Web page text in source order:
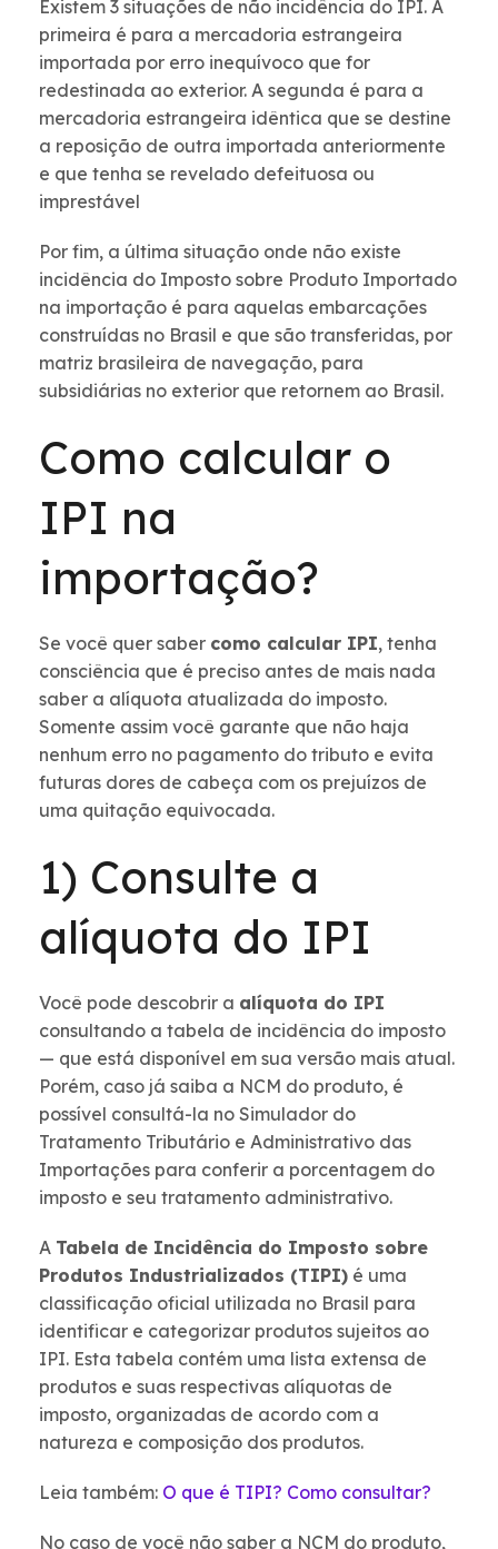
Existem 3 situações de não incidência do IPI. A
primeira é para a mercadoria estrangeira
importada por erro inequívoco que for
redestinada ao exterior. A segunda é para a
mercadoria estrangeira idêntica que se destine
a reposição de outra importada anteriormente
e que tenha se revelado defeituosa ou
imprestável
Por fim, a última situação onde não existe
incidência do Imposto sobre Produto Importado
na importação é para aquelas embarcações
construídas no Brasil e que são transferidas, por
matriz brasileira de navegação, para
subsidiárias no exterior que retornem ao Brasil.
Como calcular o
IPI na
importação?
Se você quer saber como calcular IPI, tenha
consciência que é preciso antes de mais nada
saber a alíquota atualizada do imposto.
Somente assim você garante que não haja
nenhum erro no pagamento do tributo e evita
futuras dores de cabeça com os prejuízos de
uma quitação equivocada.
1) Consulte a
alíquota do IPI
Você pode descobrir a alíquota do IPI
consultando a tabela de incidência do imposto
— que está disponível em sua versão mais atual.
Porém, caso já saiba a NCM do produto, é
possível consultá-la no Simulador do
Tratamento Tributário e Administrativo das
Importações para conferir a porcentagem do
imposto e seu tratamento administrativo.
A Tabela de Incidência do Imposto sobre
Produtos Industrializados (TIPI) é uma
classificação oficial utilizada no Brasil para
identificar e categorizar produtos sujeitos ao
IPI. Esta tabela contém uma lista extensa de
produtos e suas respectivas alíquotas de
imposto, organizadas de acordo com a
natureza e composição dos produtos.
Leia também: O que é TIPI? Como consultar?
No caso de você não saber a NCM do produto,